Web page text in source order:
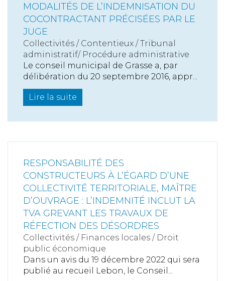
MODALITÉS DE L’INDEMNISATION DU
COCONTRACTANT PRÉCISÉES PAR LE
JUGE
Collectivités / Contentieux /Tribunal
administratif/ Procédure administrative
Le conseil municipal de Grasse a, par
délibération du 20 septembre 2016, appr...
Lire la suite
RESPONSABILITÉ DES
CONSTRUCTEURS À L’ÉGARD D’UNE
COLLECTIVITÉ TERRITORIALE, MAÎTRE
D’OUVRAGE : L’INDEMNITÉ INCLUT LA
TVA GREVANT LES TRAVAUX DE
RÉFECTION DES DÉSORDRES
Collectivités / Finances locales / Droit
public économique
Dans un avis du 19 décembre 2022 qui sera
publié au recueil Lebon, le Conseil...